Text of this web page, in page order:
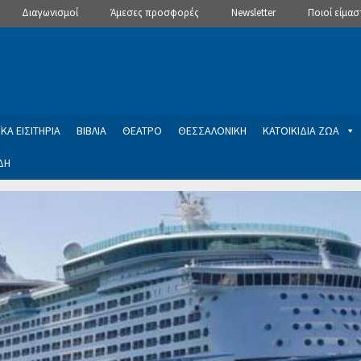
Διαγωνισμοί Άμεσες προσφορές Newsletter Ποιοί
ΕΙΣΙΤΗΡΙΑ ΒΙΒΛΙΑ ΘΕΑΤΡΟ ΘΕΣΣΑΛΟΝΙΚΗ ΚΑΤΟΙΚΙΔΙΑ ΖΩΑ
Newsletter
εγγραφής στο Newsletter του Dealistas.grΕπικοινωνία